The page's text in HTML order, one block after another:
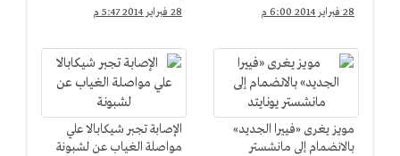
28 فبراير 2014 6:00 م 28 فبراير 2014 5:47 م
مويز يغرى «فييرا الجديد»
بالانضمام إلى مانشستر
الإصابة تجبر شيكابالا علي
مواصلة الغياب عن لشبونة